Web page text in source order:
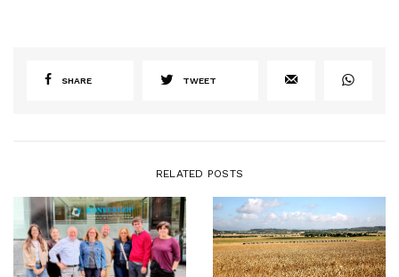
SHARE TWEET
RELATED POSTS